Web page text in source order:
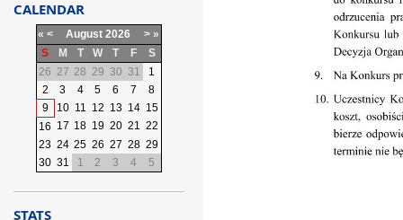
CALENDAR
« < August 2026 > »
S
M T W T F
S
26 27 28 29 30 31
1
2
3 4 5 6 7
8
9
10 11 12 13 14 15
16 17 18 19 20 21 22
23 24 25 26 27 28 29
30 31 1 2 3 4 5
STATS